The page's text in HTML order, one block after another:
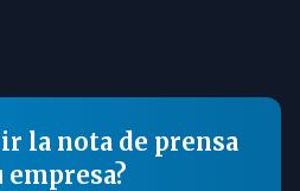
la nota de prensa
empresa?